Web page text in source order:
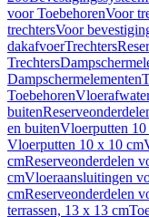
voor ToebehorenVoor
trechtersVoor
dakafvoerTrechters
Trechters
Dampschermelementen
Toebehoren
buiten
en buitenVloerputten
Vloerputten 10 x 10 cm
cmReserveonderdelen
cmVloeraansluitingen
cmReserveonderdelen
terrassen, 13 x 13 cm